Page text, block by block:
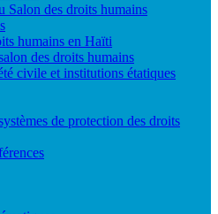
Salon des droits humains
humains en Haïti
des droits humains
civile et institutions étatiques
de protection des droits